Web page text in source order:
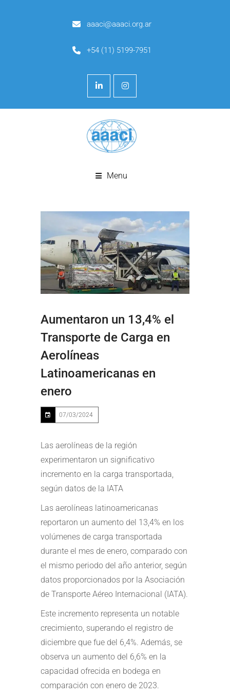
aaaci@aaaci.org.ar
+54 (11) 5199-7951
Menu
Aumentaron un 13,4% el
Transporte de Carga en
Aerolíneas
Latinoamericanas en
enero
07/03/2024
Las aerolíneas de la región
experimentaron un significativo
incremento en la carga transportada,
según datos de la IATA
Las aerolíneas latinoamericanas
reportaron un aumento del 13,4% en los
volúmenes de carga transportada
durante el mes de enero, comparado con
el mismo periodo del año anterior, según
datos proporcionados por la Asociación
de Transporte Aéreo Internacional (IATA).
Este incremento representa un notable
crecimiento, superando el registro de
diciembre que fue del 6,4%. Además, se
observa un aumento del 6,6% en la
capacidad ofrecida en bodega en
comparación con enero de 2023.